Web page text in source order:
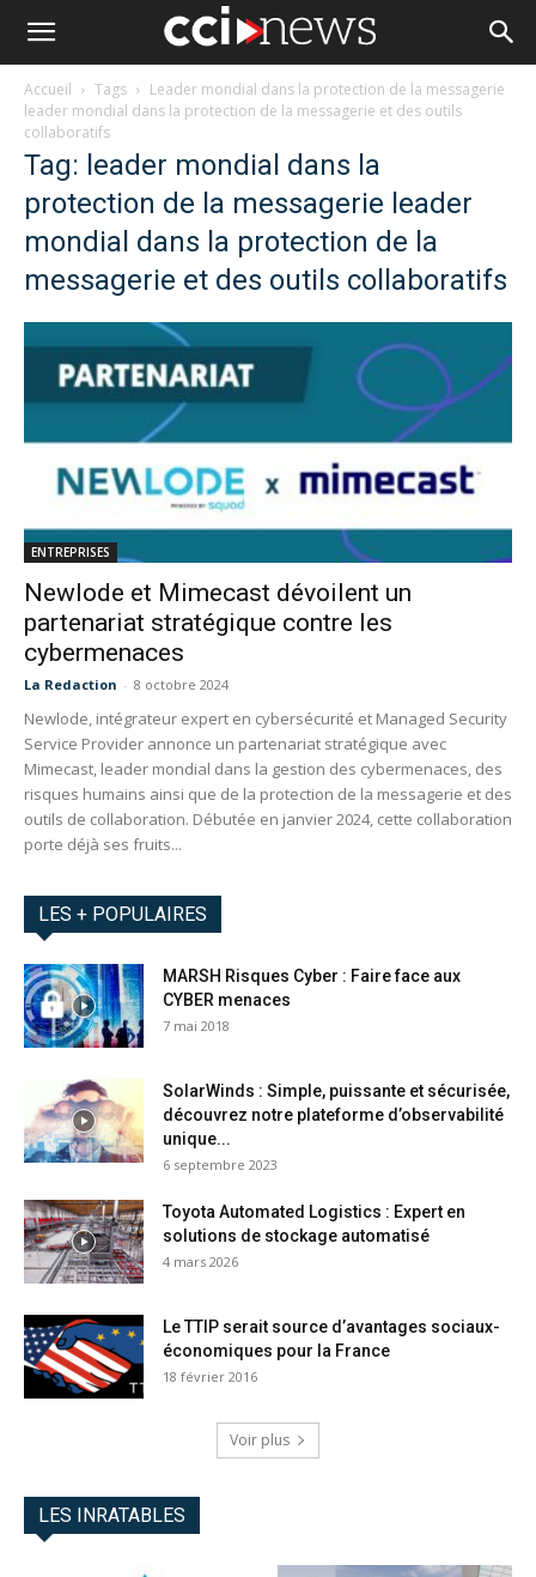
Accueil Tags
Leader mondial dans la protection de la messagerie
leader mondial dans la protection de la messagerie et des outils
collaboratifs
Tag: leader mondial dans la
protection de la messagerie leader
mondial dans la protection de la
messagerie et des outils collaboratifs
ENTREPRISES
Newlode et Mimecast dévoilent un
partenariat stratégique contre les
cybermenaces
La Redaction - 8 octobre 2024
Newlode, intégrateur expert en cybersécurité et Managed Security
Service Provider annonce un partenariat stratégique avec
Mimecast, leader mondial dans la gestion des cybermenaces, des
risques humains ainsi que de la protection de la messagerie et des
outils de collaboration. Débutée en janvier 2024, cette collaboration
porte déjà ses fruits...
LES + POPULAIRES
MARSH Risques Cyber : Faire face aux
CYBER menaces
7 mai 2018
SolarWinds : Simple, puissante et sécurisée,
découvrez notre plateforme d’observabilité
unique...
6 septembre 2023
Toyota Automated Logistics : Expert en
solutions de stockage automatisé
4 mars 2026
Le TTIP serait source d’avantages sociaux-
économiques pour la France
18 février 2016
Voir plus
LES INRATABLES